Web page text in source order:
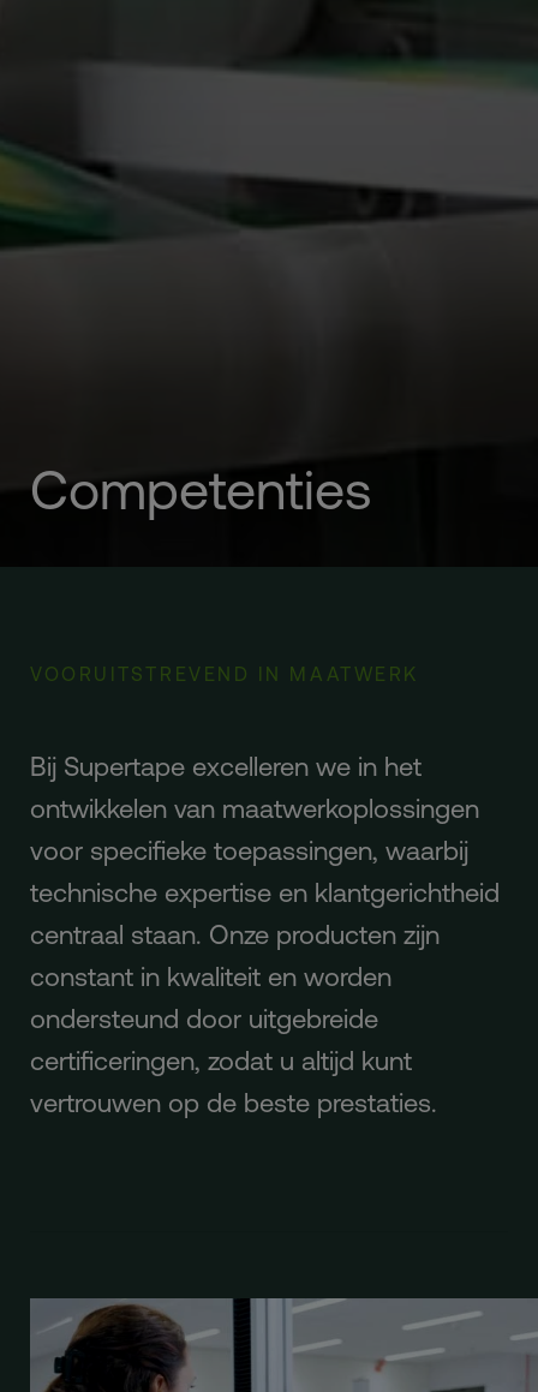
Competenties
VOORUITSTREVEND IN MAATWERK
Bij Supertape excelleren we in het
ontwikkelen van maatwerkoplossingen
voor specifieke toepassingen, waarbij
technische expertise en klantgerichtheid
centraal staan. Onze producten zijn
constant in kwaliteit en worden
ondersteund door uitgebreide
certificeringen, zodat u altijd kunt
vertrouwen op de beste prestaties.